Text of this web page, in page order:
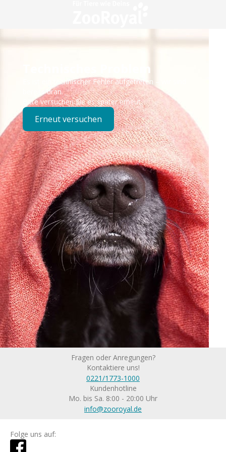
Technisches Problem
Es ist ein technischer Fehler aufgetreten – wir sind
bereits dran.
Bitte versuchen Sie es später erneut.
Erneut versuchen
Fragen oder Anregungen?
Kontaktiere uns!
0221/1773-1000
Kundenhotline
Mo. bis Sa. 8:00 - 20:00 Uhr
info@zooroyal.de
Folge uns auf: